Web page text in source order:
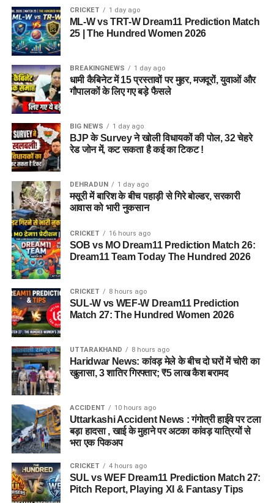
CRICKET 1 day ago
ML-W vs TRT-W Dream11 Prediction Match
25 | The Hundred Women 2026
BREAKINGNEWS 1 day ago
धामी कैबिनेट में 15 प्रस्तावों पर मुहर, मजदूरों, युवाओं और
गौपालकों के लिए गए बड़े फैसले
BIG NEWS 1 day ago
BJP के Survey ने खोली विधायकों की पोल, 32 चेहरे
रेड जोन में, कट सकता है कई का टिकट !
DEHRADUN 1 day ago
मसूरी में बारिश के बीच पहाड़ी से गिरे बोल्डर, सरकारी
आवास को भारी नुकसान
CRICKET 16 hours ago
SOB vs MO Dream11 Prediction Match 26:
Dream11 Team Today The Hundred 2026
CRICKET 8 hours ago
SUL-W vs WEF-W Dream11 Prediction
Match 27: The Hundred Women 2026
UTTARAKHAND 8 hours ago
Haridwar News: कांवड़ मेले के बीच दो घरों में चोरी का
खुलासा, 3 शातिर गिरफ्तार; ₹5 लाख कैश बरामद
ACCIDENT 10 hours ago
Uttarkashi Accident News : गंगोत्री हाईवे पर टला
बड़ा हादसा , खाई के मुहाने पर अटका कांवड़ यात्रियों से
भरा एक पिकअप
CRICKET 4 hours ago
SUL vs WEF Dream11 Prediction Match 27:
Pitch Report, Playing XI & Fantasy Tips